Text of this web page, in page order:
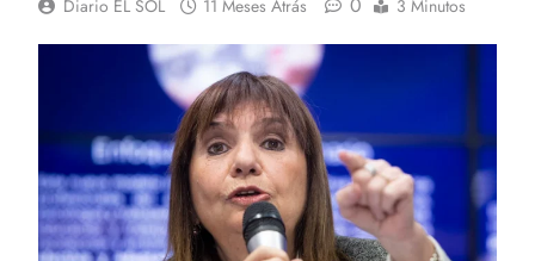
Diario EL SOL 11 Meses Atrás 3 Minutos